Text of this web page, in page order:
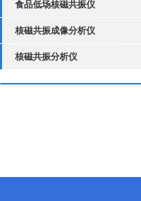
食品低场核磁共振仪
核磁共振成像分析仪
核磁共振分析仪